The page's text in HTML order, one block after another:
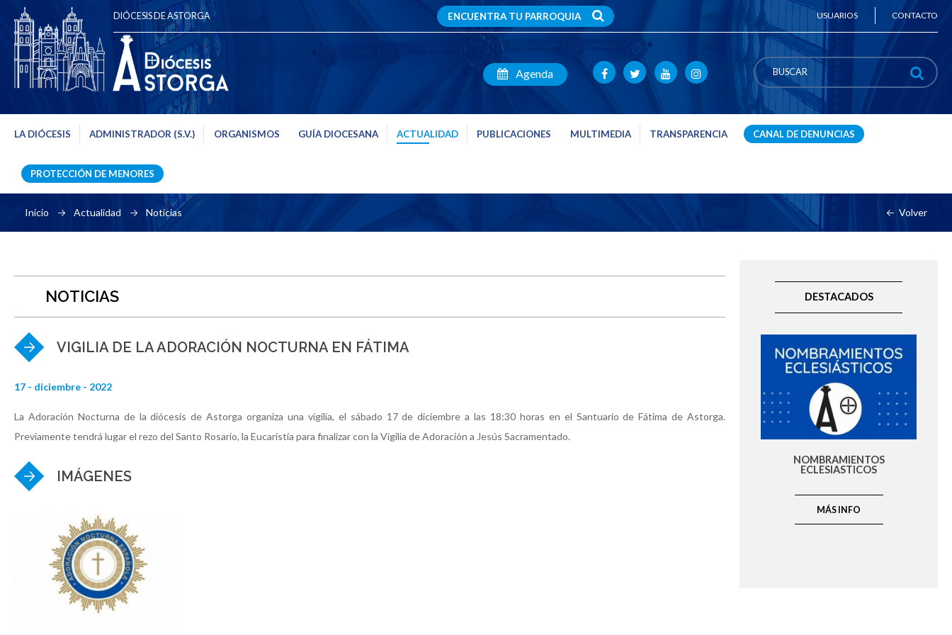
DIÓCESIS DE ASTORGA USUARIOS CONTACTO
ENCUENTRA TU PARROQUIA
Agenda
LA DIÓCESIS ADMINISTRADOR (S.V.) ORGANISMOS GUÍA DIOCESANA ACTUALIDAD PUBLICACIONES MULTIMEDIA TRANSPARENCIA CANAL DE DENUNCIAS
PROTECCIÓN DE MENORES
Inicio Actualidad Noticias Volver
NOTICIAS
VIGILIA DE LA ADORACIÓN NOCTURNA EN FÁTIMA
17 - diciembre - 2022
La Adoración Nocturna de la diócesis de Astorga organiza una vigilia, el sábado 17 de diciembre a las 18:30 horas en el Santuario de Fátima de Astorga.
Previamente tendrá lugar el rezo del Santo Rosario, la Eucaristía para finalizar con la Vigilia de Adoración a Jesús Sacramentado.
IMÁGENES
DESTACADOS
NOMBRAMIENTOS
ECLESIASTICOS
MÁS INFO